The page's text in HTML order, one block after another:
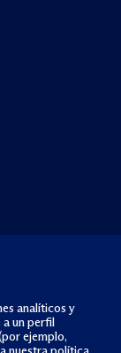
analíticos y
un perfil
ejemplo,